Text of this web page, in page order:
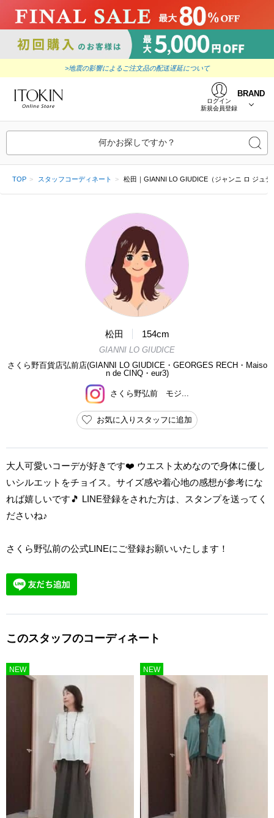
>地震の影響によるご注文品の配送遅延について
ログイン
新規会員登録
BRAND
何かお探しですか？
TOP スタッフコーディネート 松田｜GIANNI LO GIUDICE（ジャンニ ロ ジュデ
松田 154cm
GIANNI LO GIUDICE
さくら野百貨店弘前店(GIANNI LO GIUDICE・GEORGES RECH・Maiso
n de CINQ・eur3)
さくら野弘前 モジ...
お気に入りスタッフに追加
大人可愛いコーデが好きです❤️ ウエスト太めなので身体に優し
いシルエットをチョイス。サイズ感や着心地の感想が参考にな
れば嬉しいです🎵 LINE登録をされた方は、スタンプを送ってく
ださいね♪
さくら野弘前の公式LINEにご登録お願いいたします！
このスタッフのコーディネート
NEW NEW